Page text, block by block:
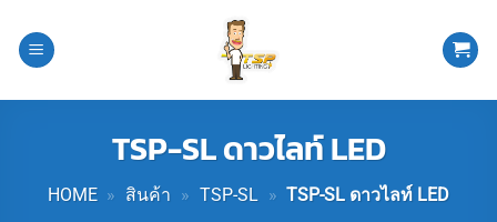
เนื้อหา
TSP-SL ดาวไลท์ LED
HOME » สินค้า » TSP-SL » TSP-SL ดาวไลท์ LED